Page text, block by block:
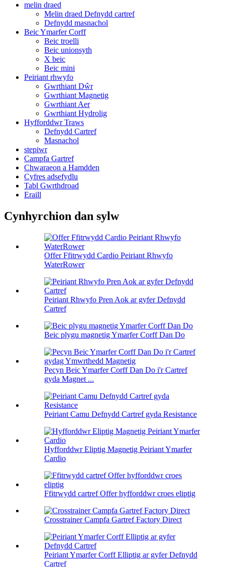
melin draed
Melin draed Defnydd cartref
Defnydd masnachol
Beic Ymarfer Corff
Beic troelli
Beic unionsyth
X beic
Beic mini
Peiriant rhwyfo
Gwrthiant Dŵr
Gwrthiant Magnetig
Gwrthiant Aer
Gwrthiant Hydrolig
Hyfforddwr Traws
Defnydd Cartref
Masnachol
stepiwr
Campfa Gartref
Chwaraeon a Hamdden
Cyfres adsefydlu
Tabl Gwrthdroad
Eraill
Cynhyrchion dan sylw
Offer Ffitrwydd Cardio Peiriant Rhwyfo
WaterRower
Peiriant Rhwyfo Pren Aok ar gyfer Defnydd
Cartref
Beic plygu magnetig Ymarfer Corff Dan Do
Pecyn Beic Ymarfer Corff Dan Do i'r Cartref
gyda Magnet ...
Peiriant Camu Defnydd Cartref gyda Resistance
Hyfforddwr Eliptig Magnetig Peiriant Ymarfer
Cardio
Ffitrwydd cartref Offer hyfforddwr croes eliptig
Crosstrainer Campfa Gartref Factory Direct
Peiriant Ymarfer Corff Elliptig ar gyfer Defnydd
Cartref